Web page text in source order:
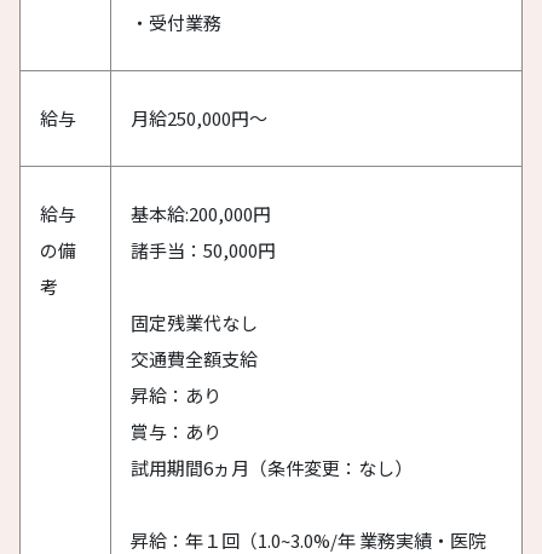
・受付業務
給与 月給250,000円〜
給与
の備
考
基本給:200,000円
諸手当：50,000円
固定残業代なし
交通費全額支給
昇給：あり
賞与：あり
試用期間6ヵ月（条件変更：なし）
昇給：年１回（1.0~3.0%/年 業務実績・医院